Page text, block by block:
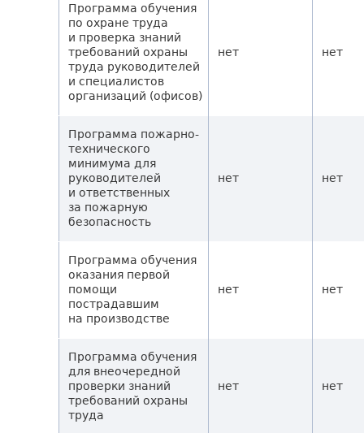
Программа обучения
по охране труда
и проверка знаний
требований охраны
труда руководителей
и специалистов
организаций (офисов)
нет нет
Программа пожарно-
технического
минимума для
руководителей
и ответственных
за пожарную
безопасность
нет нет
Программа обучения
оказания первой
помощи
пострадавшим
на производстве
нет нет
Программа обучения
для внеочередной
проверки знаний
требований охраны
труда
нет нет